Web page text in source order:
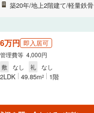
築20年/地上2階建て/軽量鉄骨
6万円 即入居可
管理費等 4,000円
敷
なし 礼 なし
2LDK 49.85m2 1階